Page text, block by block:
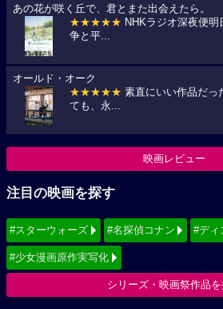
あの花が咲く丘で、君とまた出会えたら。
★★★★★ NHKラジオ深夜便
争と平...
オールド・オーク
★★★★★ 素直にいい作品だっ
ても、永...
映画レビュー
注目の映画を探す
#スターウォーズ #名探偵コナン #ディ
#少女漫画原作実写化
シリーズ・映画祭作品を